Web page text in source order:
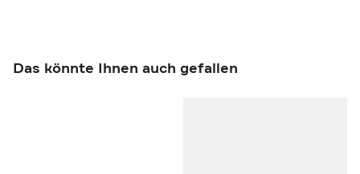
Das könnte Ihnen auch gefallen